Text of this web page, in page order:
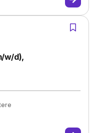
w/d),